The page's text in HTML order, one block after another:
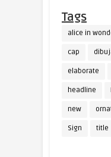
Tags
alice in
cap
elaborate
headline
new
Sign title